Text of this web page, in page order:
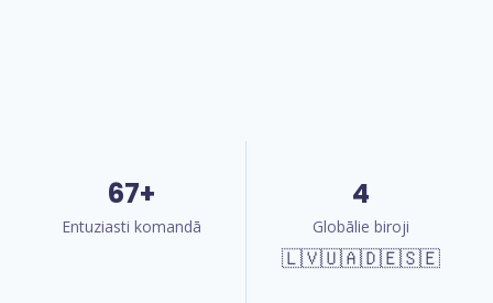
67+
Entuziasti komandā
4
Globālie biroji
🇱🇻🇺🇦🇩🇪🇸🇪